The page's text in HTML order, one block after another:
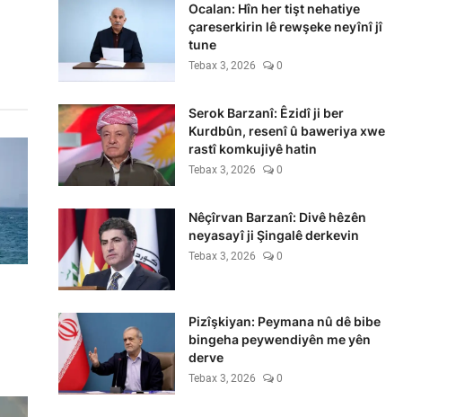
Ocalan: Hîn her tişt nehatiye
çareserkirin lê rewşeke neyînî jî
tune
Tebax 3, 2026 0
Serok Barzanî: Êzidî ji ber
Kurdbûn, resenî û baweriya xwe
rastî komkujiyê hatin
Tebax 3, 2026 0
Nêçîrvan Barzanî: Divê hêzên
neyasayî ji Şingalê derkevin
Tebax 3, 2026 0
Pizîşkiyan: Peymana nû dê bibe
bingeha peywendiyên me yên
derve
Tebax 3, 2026 0